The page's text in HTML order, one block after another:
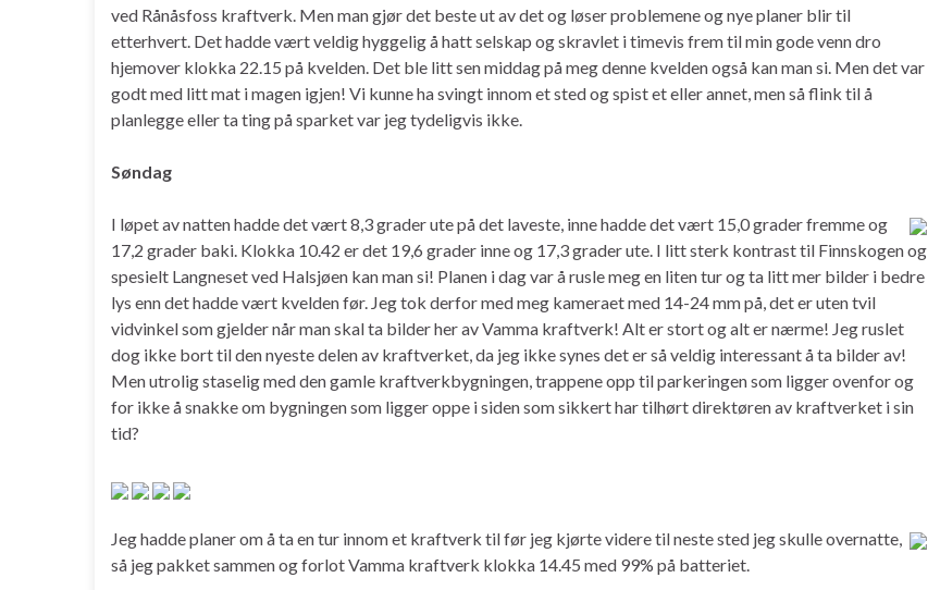
ved Rånåsfoss kraftverk. Men man gjør det beste ut av det og løser problemene og nye planer blir til
etterhvert. Det hadde vært veldig hyggelig å hatt selskap og skravlet i timevis frem til min gode venn dro
hjemover klokka 22.15 på kvelden. Det ble litt sen middag på meg denne kvelden også kan man si. Men det var
godt med litt mat i magen igjen! Vi kunne ha svingt innom et sted og spist et eller annet, men så flink til å
planlegge eller ta ting på sparket var jeg tydeligvis ikke.
Søndag
I løpet av natten hadde det vært 8,3 grader ute på det laveste, inne hadde det vært 15,0 grader fremme og
17,2 grader baki. Klokka 10.42 er det 19,6 grader inne og 17,3 grader ute. I litt sterk kontrast til Finnskogen og
spesielt Langneset ved Halsjøen kan man si! Planen i dag var å rusle meg en liten tur og ta litt mer bilder i bedre
lys enn det hadde vært kvelden før. Jeg tok derfor med meg kameraet med 14-24 mm på, det er uten tvil
vidvinkel som gjelder når man skal ta bilder her av Vamma kraftverk! Alt er stort og alt er nærme! Jeg ruslet
dog ikke bort til den nyeste delen av kraftverket, da jeg ikke synes det er så veldig interessant å ta bilder av!
Men utrolig staselig med den gamle kraftverkbygningen, trappene opp til parkeringen som ligger ovenfor og
for ikke å snakke om bygningen som ligger oppe i siden som sikkert har tilhørt direktøren av kraftverket i sin
tid?
Jeg hadde planer om å ta en tur innom et kraftverk til før jeg kjørte videre til neste sted jeg skulle overnatte,
så jeg pakket sammen og forlot Vamma kraftverk klokka 14.45 med 99% på batteriet.